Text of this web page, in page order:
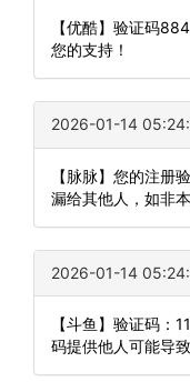
【优酷】验证码
您的支持！
2026-01-14
【脉脉】您的注册
漏给其他人，如非
2026-01-14
【斗鱼】验证码：
码提供他人可能导